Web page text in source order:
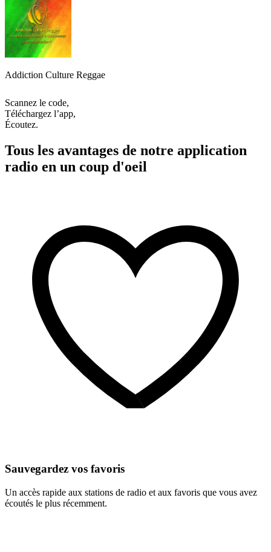
Addiction Culture Reggae
Scannez le code,
Téléchargez l’app,
Écoutez.
Tous les avantages de notre application
radio en un coup d'oeil
Sauvegardez vos favoris
Un accès rapide aux stations de radio et aux favoris que vous avez
écoutés le plus récemment.